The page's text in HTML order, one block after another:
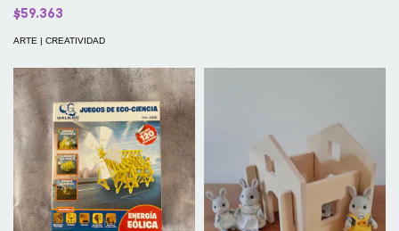
$59.363
ARTE | CREATIVIDAD